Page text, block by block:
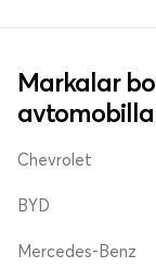
Markalar
Chevrolet
BYD
Mercedes-Benz